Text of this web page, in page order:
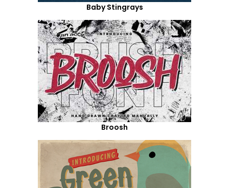
Baby Stingrays
Broosh